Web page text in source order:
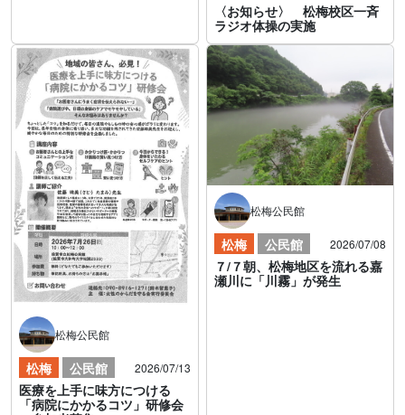
〈お知らせ〉 松梅校区一斉
ラジオ体操の実施
松梅公民館
松梅 公民館 2026/07/13
医療を上手に味方につける
「病院にかかるコツ」研修会
松梅公民館
松梅 公民館 2026/07/08
７/７朝、松梅地区を流れる嘉
瀬川に「川霧」が発生